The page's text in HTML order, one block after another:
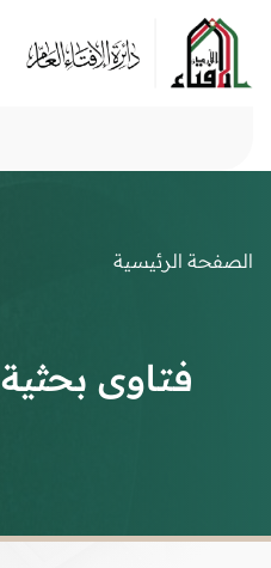
الصفحة الرئيسية
فتاوى بحثية